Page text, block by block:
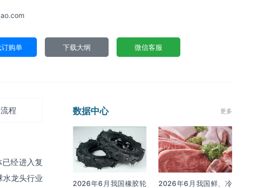
购单 下载大纲 微信客服
程
经进入复
龙头行业
数据中心 更多
2026年6月我国橡胶轮
2026年6月我国鲜、冷